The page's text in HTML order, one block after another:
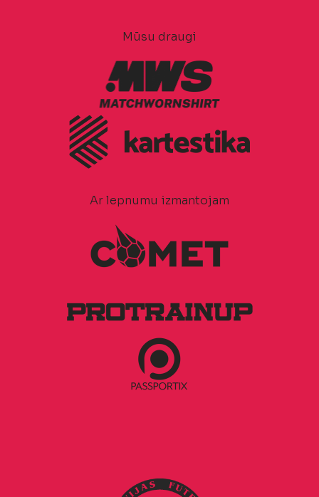
Mūsu draugi
Ar lepnumu izmantojam